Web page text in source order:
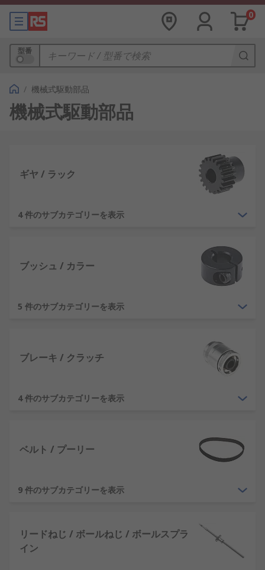
0
型番
/ 機械式駆動部品
機械式駆動部品
ギヤ / ラック
4 件のサブカテゴリーを表示
ブッシュ / カラー
5 件のサブカテゴリーを表示
ブレーキ / クラッチ
4 件のサブカテゴリーを表示
ベルト / プーリー
9 件のサブカテゴリーを表示
リードねじ / ボールねじ / ボールスプラ
イン